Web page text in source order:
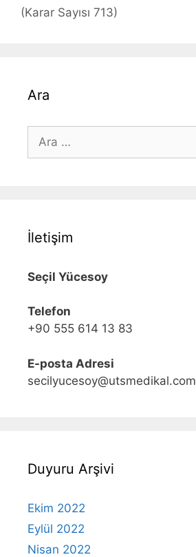
(Karar Sayısı 713)
Ara
ara
İletişim
Seçil Yücesoy
Telefon
+90 555 614 13 83
E-posta Adresi
secilyucesoy@utsmedikal.com
Duyuru Arşivi
Ekim 2022
Eylül 2022
Nisan 2022